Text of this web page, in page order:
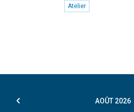
Atelier
AOÛT 2026